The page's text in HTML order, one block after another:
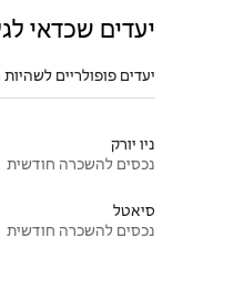
יעדים שכדאי
יעדים פופולריים
ניו יורק
נכסים להשכרה חודשית
סיאטל
נכסים להשכרה חודשית